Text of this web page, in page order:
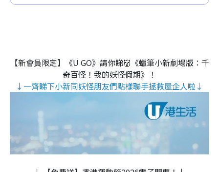
【新會員限定】《U GO》請你睇👹《蠟筆小新劇場版：千
奇百怪！我的妖怪假期》！
↓一齊睇下小新同妖怪朋友們點樣聯手拯救屋企人啦↓